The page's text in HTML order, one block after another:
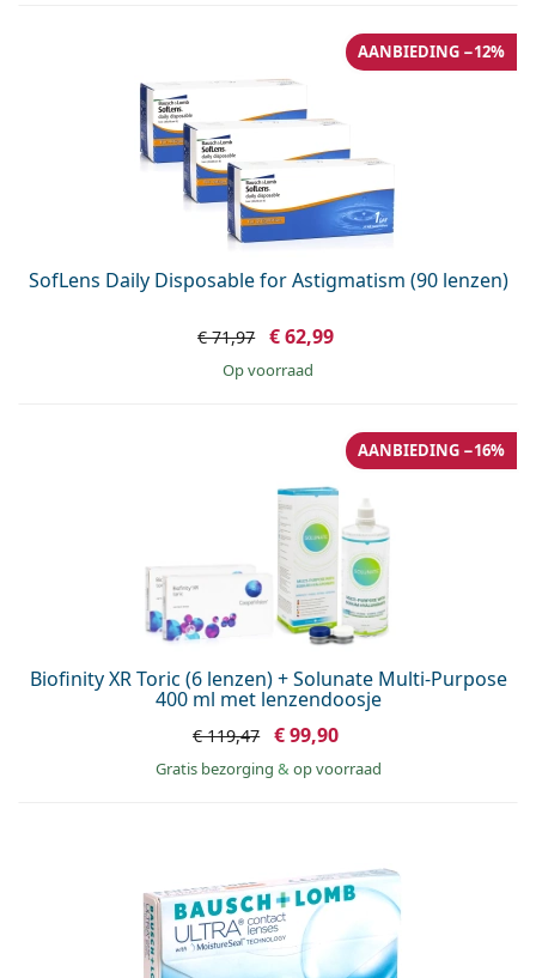
SofLens Daily Disposable for Astigmatism (90 lenzen)
AANBIEDING −12%
€ 71,97 € 62,99
op voorraad
Biofinity XR Toric (6 lenzen) + Solunate Multi-Purpose
400 ml met lenzendoosje
AANBIEDING −16%
€ 119,47 € 99,90
Gratis bezorging & op voorraad